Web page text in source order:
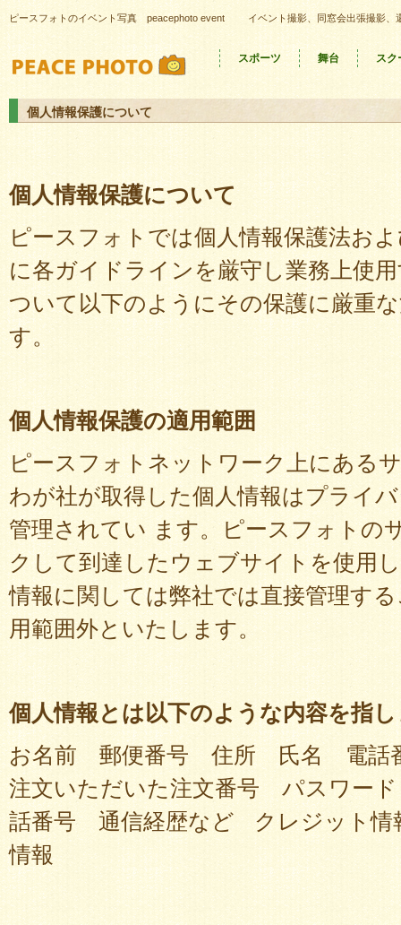
ピースフォトのイベント写真 peacephoto event イベント撮影、同窓会出張撮影
スポーツ 舞台 スク
個人情報保護について
個人情報保護について
ピースフォトでは個人情報保護法お
に各ガイドラインを厳守し業務上使
ついて以下のようにその保護に厳重
す。
個人情報保護の適用範囲
ピースフォトネットワーク上にある
わが社が取得した個人情報はプライ
管理されてい ます。ピースフォトの
クして到達したウェブサイトを使用
情報に関しては弊社では直接管理す
用範囲外といたします。
個人情報とは以下のような内容を指
お名前 郵便番号 住所 氏名 電話
注文いただいた注文番号 パスワー
話番号 通信経歴など クレジット情
情報